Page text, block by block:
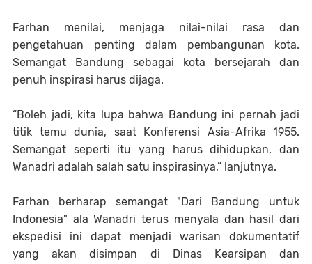
Farhan menilai, menjaga nilai-nilai rasa dan
pengetahuan penting dalam pembangunan kota.
Semangat Bandung sebagai kota bersejarah dan
penuh inspirasi harus dijaga.
“Boleh jadi, kita lupa bahwa Bandung ini pernah jadi
titik temu dunia, saat Konferensi Asia-Afrika 1955.
Semangat seperti itu yang harus dihidupkan, dan
Wanadri adalah salah satu inspirasinya,” lanjutnya.
Farhan berharap semangat "Dari Bandung untuk
Indonesia" ala Wanadri terus menyala dan hasil dari
ekspedisi ini dapat menjadi warisan dokumentatif
yang akan disimpan di Dinas Kearsipan dan